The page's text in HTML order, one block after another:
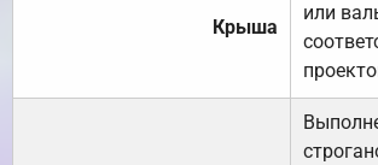
Крыша
или